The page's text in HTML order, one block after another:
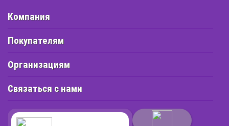
Компания
Покупателям
Организациям
Связаться с нами